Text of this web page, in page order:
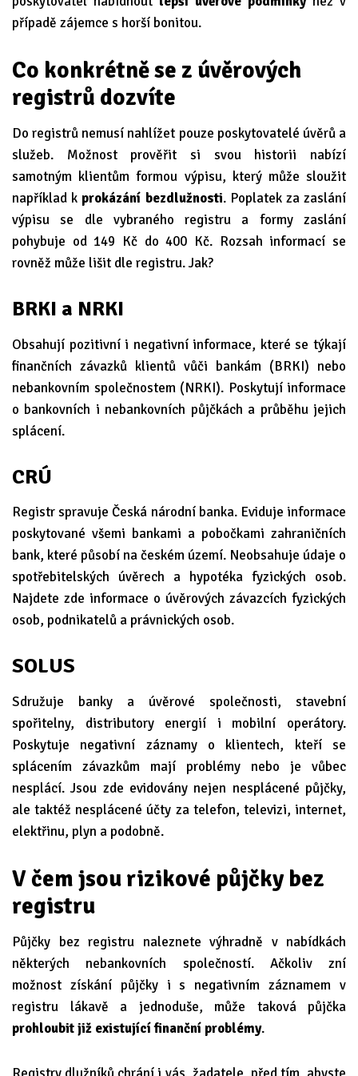
případě zájemce s horší bonitou.
Co konkrétně se z úvěrových
registrů dozvíte
Do registrů nemusí nahlížet pouze poskytovatelé úvěrů a
služeb. Možnost prověřit si svou historii nabízí
samotným klientům formou výpisu, který může sloužit
například k prokázání bezdlužnosti. Poplatek za zaslání
výpisu se dle vybraného registru a formy zaslání
pohybuje od 149 Kč do 400 Kč. Rozsah informací se
rovněž může lišit dle registru. Jak?
BRKI a NRKI
Obsahují pozitivní i negativní informace, které se týkají
finančních závazků klientů vůči bankám (BRKI) nebo
nebankovním společnostem (NRKI). Poskytují informace
o bankovních i nebankovních půjčkách a průběhu jejich
splácení.
CRÚ
Registr spravuje Česká národní banka. Eviduje informace
poskytované všemi bankami a pobočkami zahraničních
bank, které působí na českém území. Neobsahuje údaje o
spotřebitelských úvěrech a hypotéka fyzických osob.
Najdete zde informace o úvěrových závazcích fyzických
osob, podnikatelů a právnických osob.
SOLUS
Sdružuje banky a úvěrové společnosti, stavební
spořitelny, distributory energií i mobilní operátory.
Poskytuje negativní záznamy o klientech, kteří se
splácením závazkům mají problémy nebo je vůbec
nesplácí. Jsou zde evidovány nejen nesplácené půjčky,
ale taktéž nesplácené účty za telefon, televizi, internet,
elektřinu, plyn a podobně.
V čem jsou rizikové půjčky bez
registru
Půjčky bez registru naleznete výhradně v nabídkách
některých nebankovních společností. Ačkoliv zní
možnost získání půjčky i s negativním záznamem v
registru lákavě a jednoduše, může taková půjčka
prohloubit již existující finanční problémy.